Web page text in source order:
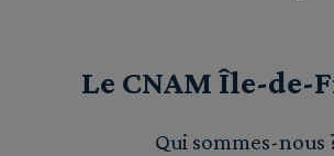
Le CNAM Île-de-
Qui sommes-nous